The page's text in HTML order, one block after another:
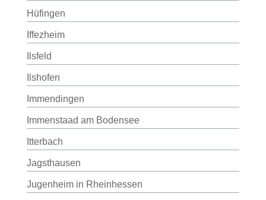
Hüfingen
Iffezheim
Ilsfeld
Ilshofen
Immendingen
Immenstaad am Bodensee
Itterbach
Jagsthausen
Jugenheim in Rheinhessen